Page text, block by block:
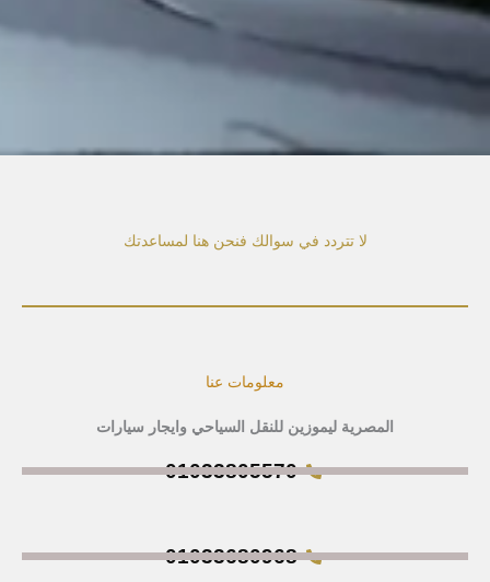
لا تتردد في سوالك فنحن هنا لمساعدتك
معلومات عنا
المصرية ليموزين للنقل السياحي وايجار سيارات
01033805570
01033680968